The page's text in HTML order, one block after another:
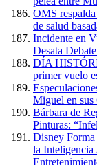
OMS
de salud
Incidente en
Desata
DÍA
primer vuelo
Miguel en sus
Bárbara de
Pinturas:
Disney
la Inteligencia